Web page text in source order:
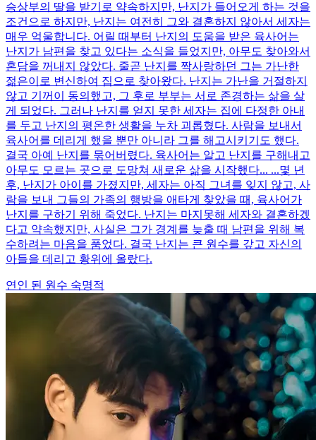
승상부의 딸을 받기로 약속하지만, 난지가 들어오게 하는 것을
조건으로 하지만, 난지는 여전히 그와 결혼하지 않아서 세자는
매우 억울합니다. 어릴 때부터 난지의 도움을 받은 육사어는
난지가 남편을 찾고 있다는 소식을 들었지만, 아무도 찾아와서
혼담을 꺼내지 않았다. 줄곧 난지를 짝사랑하던 그는 가난한
젊은이로 변신하여 집으로 찾아왔다. 난지는 가난을 거절하지
않고 기꺼이 동의했고, 그 후로 부부는 서로 존경하는 삶을 살
게 되었다. 그러나 난지를 얻지 못한 세자는 집에 다정한 아내
를 두고 난지의 평온한 생활을 누차 괴롭혔다. 사람을 보내서
육사어를 데리게 했을 뿐만 아니라 그를 해고시키기도 했다.
결국 아예 난지를 묶어버렸다. 육사어는 알고 난지를 구해내고
아무도 모르는 곳으로 도망쳐 새로운 삶을 시작했다... ...몇 년
후, 난지가 아이를 가졌지만, 세자는 아직 그녀를 잊지 않고, 사
람을 보내 그들의 가족의 행방을 애타게 찾았을 때, 육사어가
난지를 구하기 위해 죽었다. 난지는 마지못해 세자와 결혼하겠
다고 약속했지만, 사실은 그가 경계를 늦출 때 남편을 위해 복
수하려는 마음을 품었다. 결국 난지는 큰 원수를 갚고 자신의
아들을 데리고 황위에 올랐다.
연인 된 원수 숙명적